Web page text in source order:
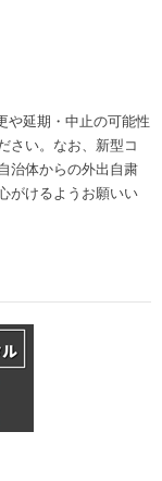
や延期・中止の可能性
さい。なお、新型コ
治体からの外出自粛
がけるようお願いい